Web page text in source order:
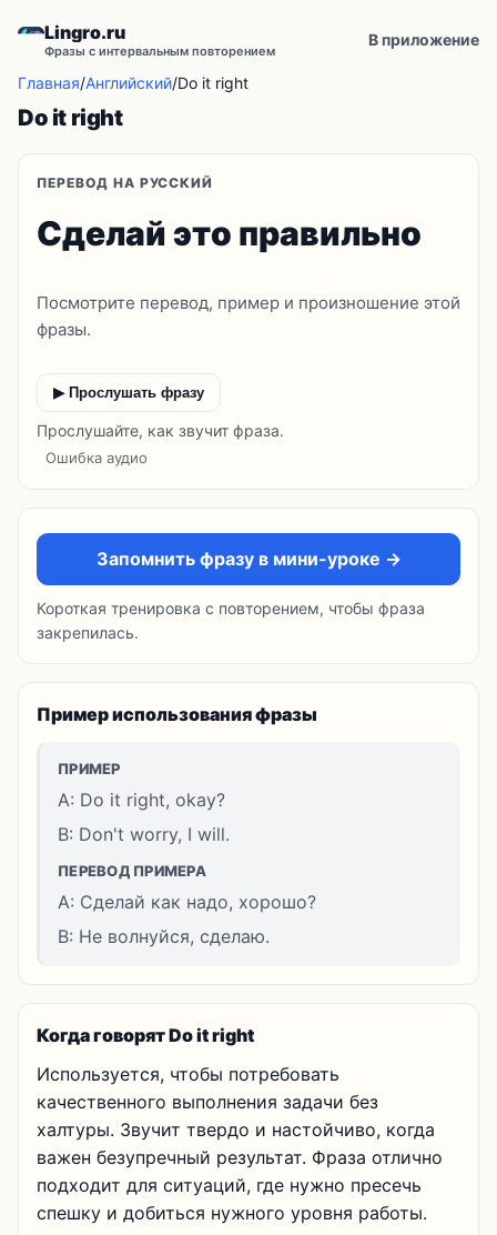
Lingro.ru
Фразы с интервальным повторением
В приложение
Главная/Английский/Do it right
Do it right
ПЕРЕВОД НА РУССКИЙ
Сделай это правильно
Посмотрите перевод, пример и произношение этой
фразы.
▶ Прослушать фразу
Прослушайте, как звучит фраза.
Ошибка аудио
Запомнить фразу в мини-уроке →
Короткая тренировка с повторением, чтобы фраза
закрепилась.
Пример использования фразы
ПРИМЕР
A: Do it right, okay?
B: Don't worry, I will.
ПЕРЕВОД ПРИМЕРА
A: Сделай как надо, хорошо?
B: Не волнуйся, сделаю.
Когда говорят Do it right
Используется, чтобы потребовать
качественного выполнения задачи без
халтуры. Звучит твердо и настойчиво, когда
важен безупречный результат. Фраза отлично
подходит для ситуаций, где нужно пресечь
спешку и добиться нужного уровня работы.